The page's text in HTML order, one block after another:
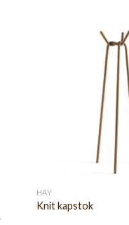
HAY
Knit kapstok